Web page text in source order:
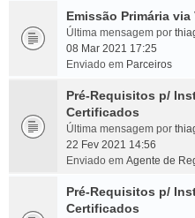
Emissão Primária
Última mensagem por
08 Mar 2021 17:25
Enviado em Parceiros
Pré-Requisitos p/
Certificados
Última mensagem por
22 Fev 2021 14:56
Enviado em Agente de
Pré-Requisitos p/
Certificados